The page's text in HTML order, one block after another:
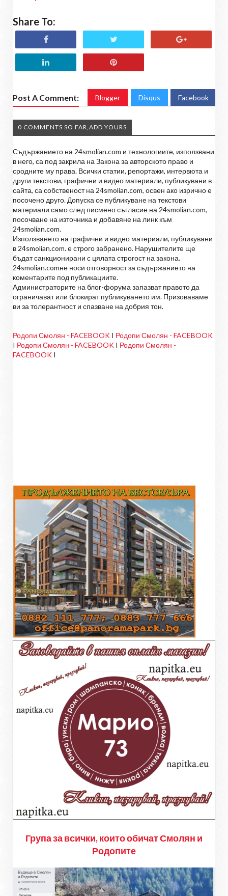
Share To:
Post A Comment: Blogger Disqus Facebook
0 COMMENTS SO FAR,ADD YOURS
Съдържанието на 24smolian.com и технологиите, използвани
в него, са под закрила на Закона за авторското право и
сродните му права. Всички статии, репортажи, интервюта и
други текстови, графични и видео материали, публикувани в
сайта, са собственост на 24smolian.com, освен ако изрично е
посочено друго. Допуска се публикуване на текстови
материали само след писмено съгласие на 24smolian.com,
посочване на източника и добавяне на линк към
24smolian.com.
Използването на графични и видео материали, публикувани
в 24smolian.com. е строго забранено. Нарушителите ще
бъдат санкционирани с цялата строгост на закона.
24smolian.comне носи отговорност за съдържанието на
коментарите под публикациите.
Администраторите на блог-форума запазват правото да
ограничават или блокират публикуването им. Призоваваме
ви за толерантност и спазване на добрия тон.
Родопи Смолян - FACEBOOK I Родопи Смолян - FACEBOOK
I Родопи Смолян - FACEBOOK I Родопи Смолян -
FACEBOOK I
Група за всички, които обичат Смолян и
Родопите